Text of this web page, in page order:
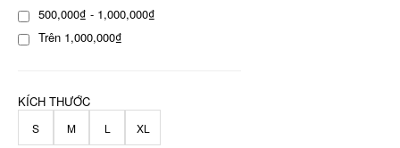
500,000₫ - 1,000,000₫
Trên 1,000,000₫
KÍCH THƯỚC
S M L XL